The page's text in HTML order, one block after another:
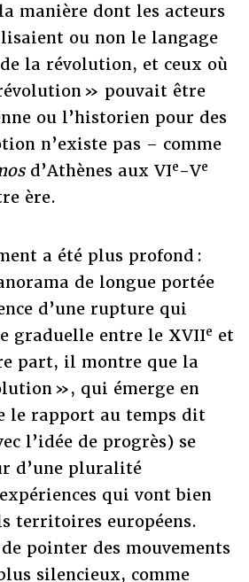
manière dont les acteurs
ou non le langage
la révolution, et ceux où
» pouvait être
ou l’historien pour des
n’existe pas – comme
d’Athènes aux VIe-Ve
ère.
a été plus profond :
de longue portée
d’une rupture qui
graduelle entre le XVIIe et
part, il montre que la
», qui émerge en
le rapport au temps dit
l’idée de progrès) se
d’une pluralité
qui vont bien
territoires européens.
pointer des mouvements
silencieux, comme